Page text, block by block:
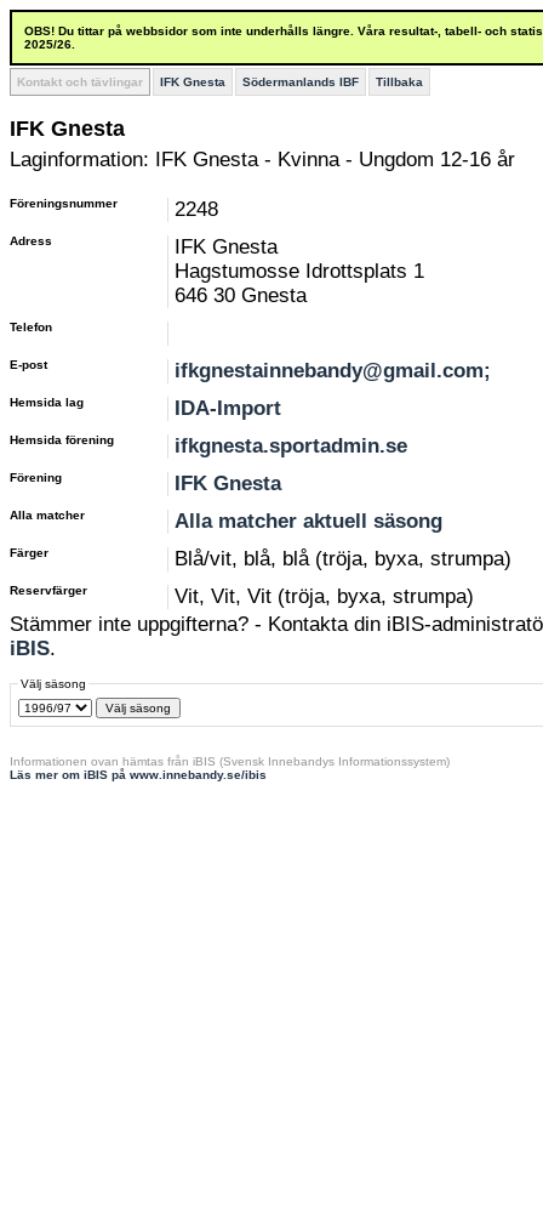
OBS! Du tittar på webbsidor som inte underhålls längre. Våra resultat-, tabell- och
2025/26.
Kontakt och tävlingar IFK Gnesta Södermanlands IBF Tillbaka
IFK Gnesta
Laginformation: IFK Gnesta - Kvinna - Ungdom 12-16 år
Föreningsnummer 2248
Adress
IFK Gnesta
Hagstumosse Idrottsplats 1
646 30 Gnesta
Telefon
E-post ifkgnestainnebandy@gmail.com;
Hemsida lag IDA-Import
Hemsida förening ifkgnesta.sportadmin.se
Förening IFK Gnesta
Alla matcher Alla matcher aktuell säsong
Färger Blå/vit, blå, blå (tröja, byxa, strumpa)
Reservfärger
Vit, Vit, Vit (tröja, byxa, strumpa)
Stämmer inte uppgifterna? - Kontakta din iBIS-
iBIS.
Välj säsong
Informationen ovan hämtas från iBIS (Svensk Innebandys Informationssystem)
Läs mer om iBIS på www.innebandy.se/ibis